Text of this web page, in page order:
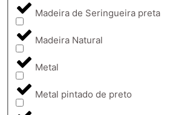
Madeira de Seringueira preta
Madeira Natural
Metal
Metal pintado de preto